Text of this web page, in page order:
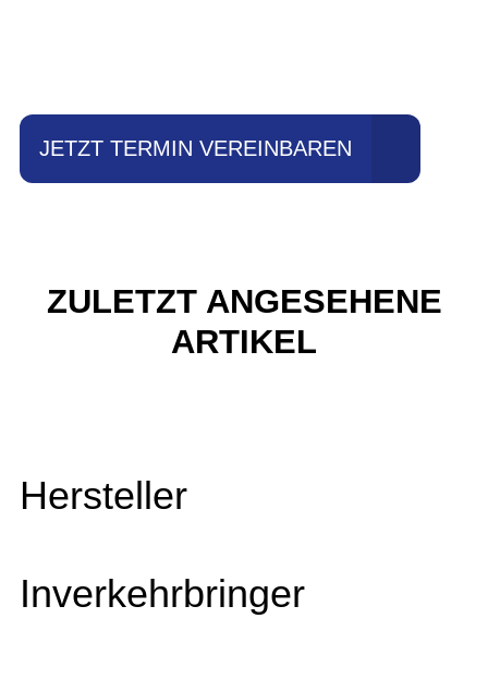
JETZT TERMIN VEREINBAREN
ZULETZT ANGESEHENE
ARTIKEL
Hersteller
Inverkehrbringer